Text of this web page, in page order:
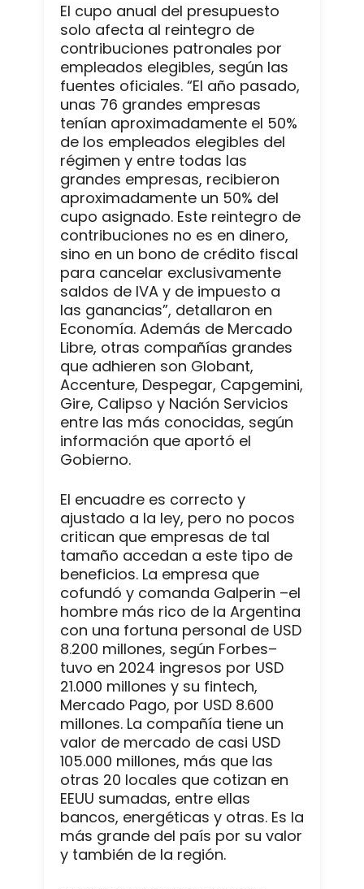
El cupo anual del presupuesto
solo afecta al reintegro de
contribuciones patronales por
empleados elegibles, según las
fuentes oficiales. “El año pasado,
unas 76 grandes empresas
tenían aproximadamente el 50%
de los empleados elegibles del
régimen y entre todas las
grandes empresas, recibieron
aproximadamente un 50% del
cupo asignado. Este reintegro de
contribuciones no es en dinero,
sino en un bono de crédito fiscal
para cancelar exclusivamente
saldos de IVA y de impuesto a
las ganancias”, detallaron en
Economía. Además de Mercado
Libre, otras compañías grandes
que adhieren son Globant,
Accenture, Despegar, Capgemini,
Gire, Calipso y Nación Servicios
entre las más conocidas, según
información que aportó el
Gobierno.
El encuadre es correcto y
ajustado a la ley, pero no pocos
critican que empresas de tal
tamaño accedan a este tipo de
beneficios. La empresa que
cofundó y comanda Galperin –el
hombre más rico de la Argentina
con una fortuna personal de USD
8.200 millones, según Forbes–
tuvo en 2024 ingresos por USD
21.000 millones y su fintech,
Mercado Pago, por USD 8.600
millones. La compañía tiene un
valor de mercado de casi USD
105.000 millones, más que las
otras 20 locales que cotizan en
EEUU sumadas, entre ellas
bancos, energéticas y otras. Es la
más grande del país por su valor
y también de la región.